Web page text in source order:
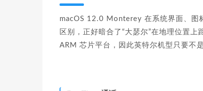
macOS 12.0 Monterey 在系统界面、图
区别，正好暗合了“大瑟尔”在地理位置
ARM 芯片平台，因此英特尔机型只要不